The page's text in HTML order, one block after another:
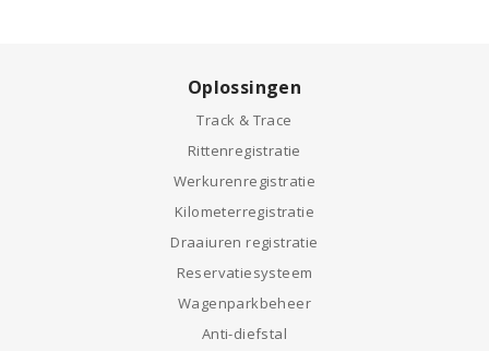
Oplossingen
Track & Trace
Rittenregistratie
Werkurenregistratie
Kilometerregistratie
Draaiuren registratie
Reservatiesysteem
Wagenparkbeheer
Anti-diefstal